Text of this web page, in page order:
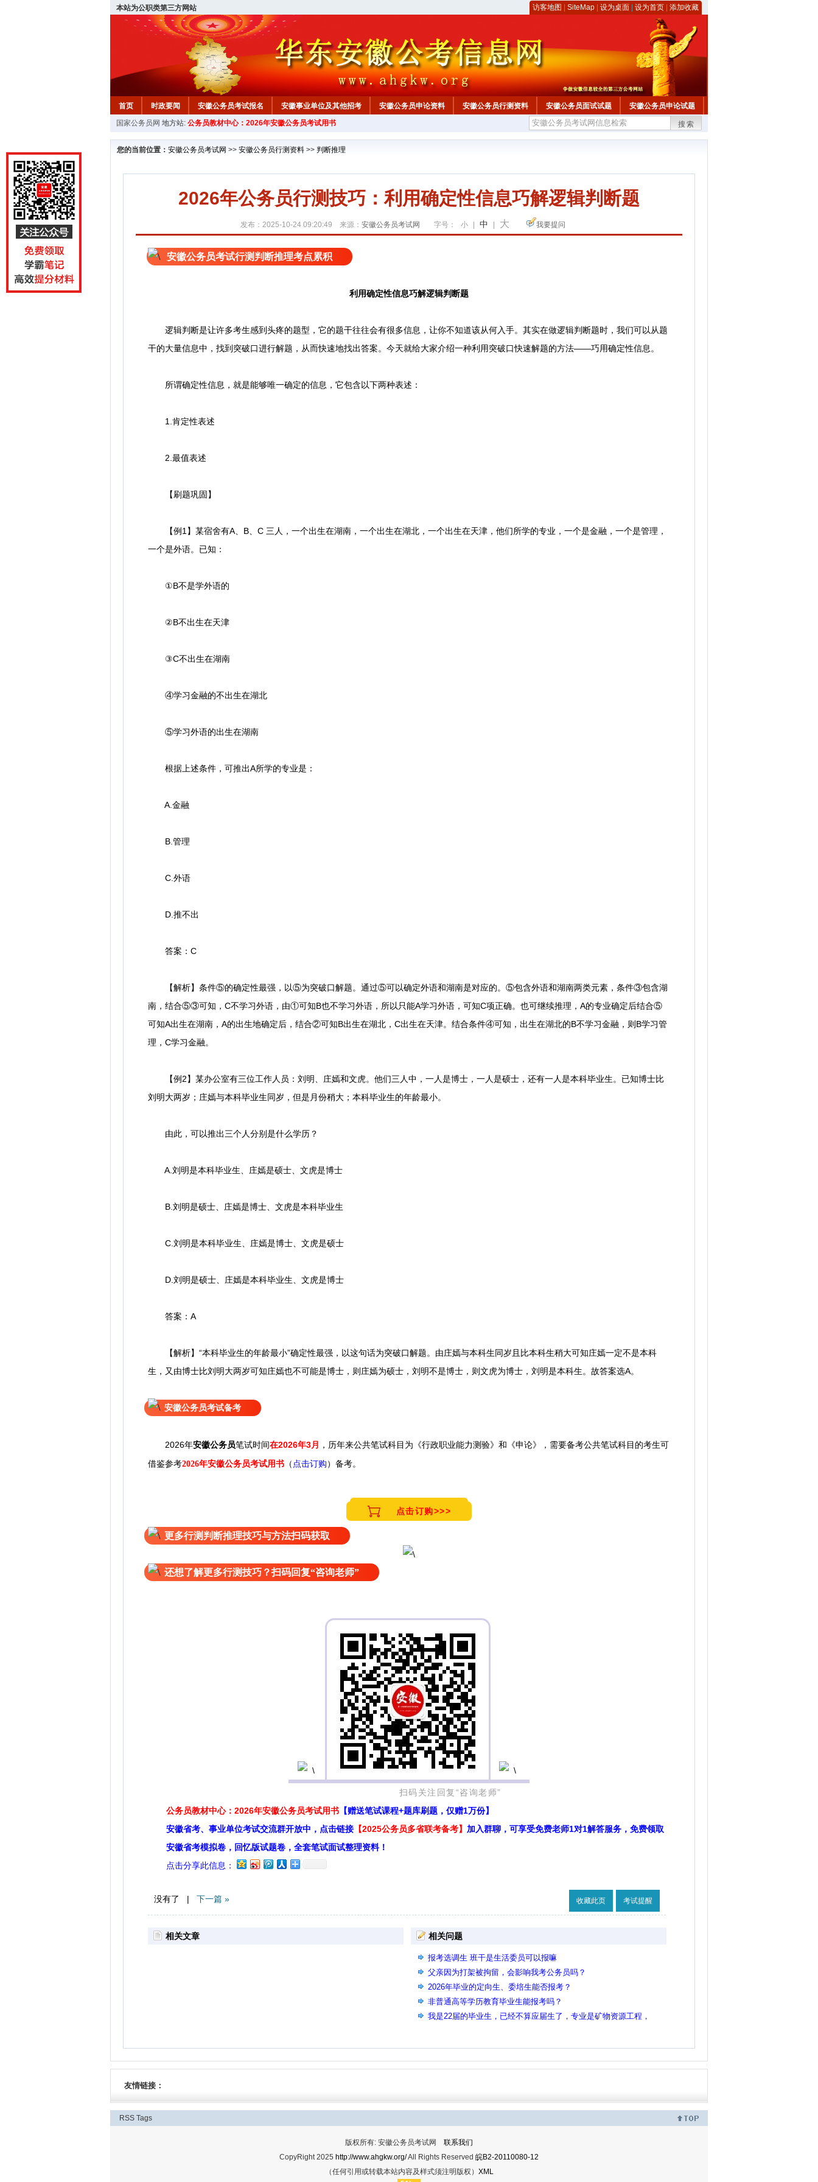
本站为公职类第三方网站 访客地图 SiteMap 设为桌面 设为首页 添加收藏
首页 时政要闻 安徽公务员考试报名 安徽事业单位及其他招考 安徽公务员申论资料 安徽公务员行测资料 安徽公务员面试试题 安徽公务员申论试题
安徽公务员行测试题 在线咨询 教材中心
国家公务员网 地方站: 公务员教材中心：2026年安徽公务员考试用书 搜索
您的当前位置： 安徽公务员考试网 >> 安徽公务员行测资料 >> 判断推理
2026年公务员行测技巧：利用确定性信息巧解逻辑判断题
发布：2025-10-24 09:20:49 来源： 安徽公务员考试网 字号： 小 中 大 我要提问
安徽公务员考试行测判断推理考点累积
利用确定性信息巧解逻辑判断题
逻辑判断是让许多考生感到头疼的题型，它的题干往往会有很多信息，让你不知道该从何入手。其实在做逻辑判断题时，我们可以从题
干的大量信息中，找到突破口进行解题，从而快速地找出答案。今天就给大家介绍一种利用突破口快速解题的方法——巧用确定性信息。
所谓确定性信息，就是能够唯一确定的信息，它包含以下两种表述：
1.肯定性表述
2.最值表述
【刷题巩固】
【例1】某宿舍有A、B、C 三人，一个出生在湖南，一个出生在湖北，一个出生在天津，他们所学的专业，一个是金融，一个是管理，
一个是外语。已知：
①B不是学外语的
②B不出生在天津
③C不出生在湖南
④学习金融的不出生在湖北
⑤学习外语的出生在湖南
根据上述条件，可推出A所学的专业是：
A.金融
B.管理
C.外语
D.推不出
答案：C
【解析】条件⑤的确定性最强，以⑤为突破口解题。通过⑤可以确定外语和湖南是对应的。⑤包含外语和湖南两类元素，条件③包含湖
南，结合⑤③可知，C不学习外语，由①可知B也不学习外语，所以只能A学习外语，可知C项正确。也可继续推理，A的专业确定后结合⑤
可知A出生在湖南，A的出生地确定后，结合②可知B出生在湖北，C出生在天津。结合条件④可知，出生在湖北的B不学习金融，则B学习管
理，C学习金融。
【例2】某办公室有三位工作人员：刘明、庄嫣和文虎。他们三人中，一人是博士，一人是硕士，还有一人是本科毕业生。已知博士比
刘明大两岁；庄嫣与本科毕业生同岁，但是月份稍大；本科毕业生的年龄最小。
由此，可以推出三个人分别是什么学历？
A.刘明是本科毕业生、庄嫣是硕士、文虎是博士
B.刘明是硕士、庄嫣是博士、文虎是本科毕业生
C.刘明是本科毕业生、庄嫣是博士、文虎是硕士
D.刘明是硕士、庄嫣是本科毕业生、文虎是博士
答案：A
【解析】“本科毕业生的年龄最小”确定性最强，以这句话为突破口解题。由庄嫣与本科生同岁且比本科生稍大可知庄嫣一定不是本科
生，又由博士比刘明大两岁可知庄嫣也不可能是博士，则庄嫣为硕士，刘明不是博士，则文虎为博士，刘明是本科生。故答案选A。
安徽公务员考试备考
2026年安徽公务员笔试时间在2026年3月 ，历年来公共笔试科目为《行政职业能力测验》和《申论》，需要备考公共笔试科目的考生可
借鉴参考2026年安徽公务员考试用书 （ 点击订购）备考。
点击订购>>>
更多行测判断推理技巧与方法扫码获取
还想了解更多行测技巧？扫码回复“咨询老师”
扫码关注回复“咨询老师”
公务员教材中心：2026年安徽公务员考试用书 【赠送笔试课程+题库刷题，仅赠1万份】
安徽省考、事业单位考试交流群开放中，点击链接 【2025公务员多省联考备考】 加入群聊，可享受免费老师1对1解答服务，免费领取
安徽省考模拟卷，回忆版试题卷，全套笔试面试整理资料！
点击分享此信息：
没有了 | 下一篇 » 收藏此页 考试提醒
相关文章 相关问题
报考选调生 班干是生活委员可以报嘛
父亲因为打架被拘留，会影响我考公务员吗？
2026年毕业的定向生、委培生能否报考？
非普通高等学历教育毕业生能报考吗？
我是22届的毕业生，已经不算应届生了，专业是矿物资源工程，
友情链接：
RSS Tags
版权所有: 安徽公务员考试网 联系我们
CopyRight 2025 http://www.ahgkw.org/All Rights Reserved 皖B2-20110080-12
（任何引用或转载本站内容及样式须注明版权） XML